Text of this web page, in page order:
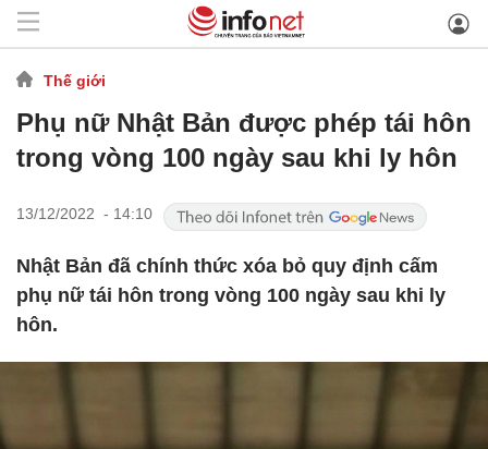
Thế giới
Phụ nữ Nhật Bản được phép tái hôn
trong vòng 100 ngày sau khi ly hôn
13/12/2022 - 14:10
Nhật Bản đã chính thức xóa bỏ quy định cấm
phụ nữ tái hôn trong vòng 100 ngày sau khi ly
hôn.